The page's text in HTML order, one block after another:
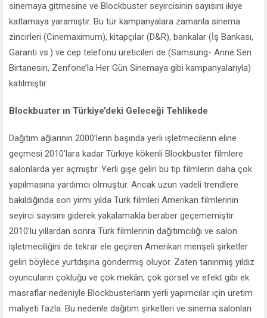
sinemaya gitmesine ve Blockbuster seyircisinin sayısını ikiye
katlamaya yaramıştır. Bu tür kampanyalara zamanla sinema
zincirleri (Cinemaximum), kitapçılar (D&R), bankalar (İş Bankası,
Garanti vs.) ve cep telefonu üreticileri de (Samsung- Anne Sen
Birtanesin, Zenfone’la Her Gün Sinemaya gibi kampanyalarıyla)
katılmıştır.
Blockbuster ın Türkiye’deki Geleceği Tehlikede
Dağıtım ağlarının 2000’lerin başında yerli işletmecilerin eline
geçmesi 2010’lara kadar Türkiye kökenli Blockbuster filmlere
salonlarda yer açmıştır. Yerli gişe geliri bu tip filmlerin daha çok
yapılmasına yardımcı olmuştur. Ancak uzun vadeli trendlere
bakıldığında son yirmi yılda Türk filmleri Amerikan filmlerinin
seyirci sayısını giderek yakalamakla beraber geçememiştir.
2010’lu yıllardan sonra Türk filmlerinin dağıtımcılığı ve salon
işletmeciliğini de tekrar ele geçiren Amerikan menşeli şirketler
geliri böylece yurtdışına göndermiş oluyor. Zaten tanınmış yıldız
oyuncuların çokluğu ve çok mekân, çok görsel ve efekt gibi ek
masraflar nedeniyle Blockbusterların yerli yapımcılar için üretim
maliyeti fazla. Bu nedenle dağıtım şirketleri ve sinema salonları